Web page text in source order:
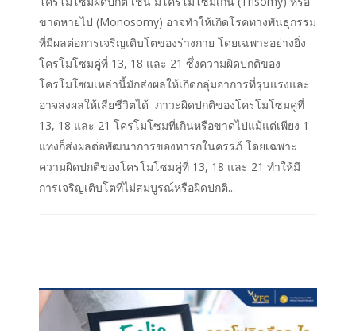
ขาดหายไป (Monosomy) อาจทำให้เกิดโรคทางพันธุกรรม
ที่มีผลต่อการเจริญเติบโตของร่างกาย โดยเฉพาะอย่างยิ่ง
โครโมโซมคู่ที่ 13, 18 และ 21 ซึ่งความผิดปกติของ
โครโมโซมเหล่านี้มักส่งผลให้เกิดกลุ่มอาการที่รุนแรงและ
อาจส่งผลให้เสียชีวิตได้ ภาวะผิดปกติของโครโมโซมคู่ที่
13, 18 และ 21 โครโมโซมที่เกินหรือขาดไปแม้แต่เพียง 1
แท่งก็ส่งผลต่อพัฒนาการของทารกในครรภ์ โดยเฉพาะ
ความผิดปกติของโครโมโซมคู่ที่ 13, 18 และ 21 ทำให้มี
การเจริญเติบโตที่ไม่สมบูรณ์หรือผิดปกติ...